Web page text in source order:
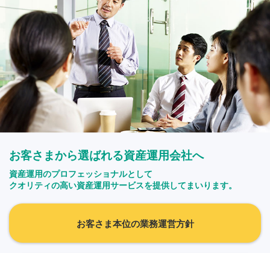
お客さまから選ばれる資産運用会社へ
資産運用のプロフェッショナルとして
クオリティの高い資産運用サービスを提供してまいります。
お客さま本位の業務運営方針